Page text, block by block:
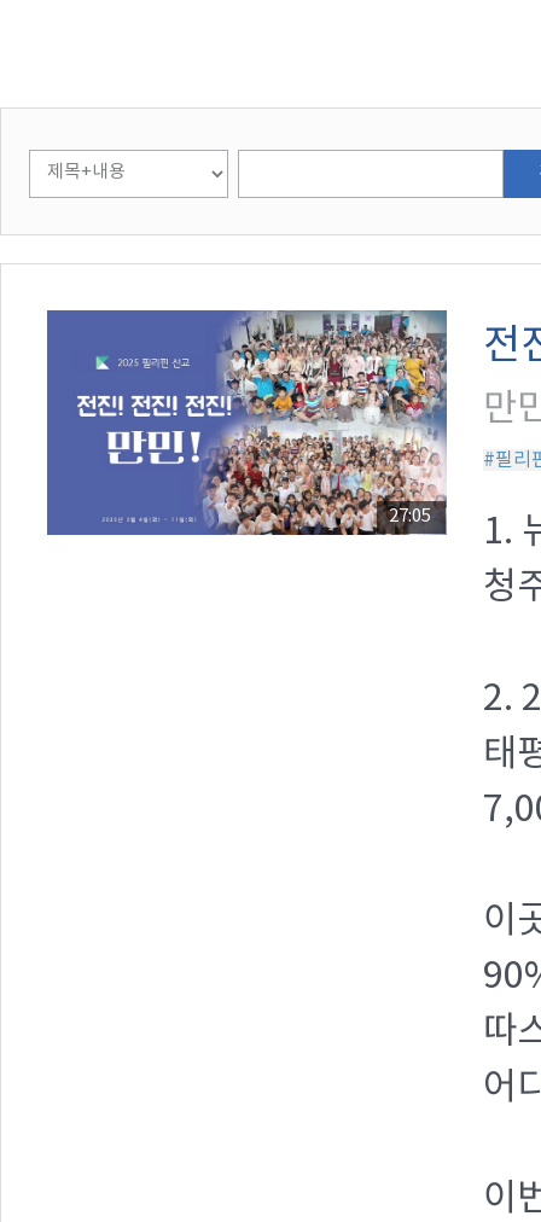
27:05
전
만
#필리
1.
청
2.
태
이
따
어
이